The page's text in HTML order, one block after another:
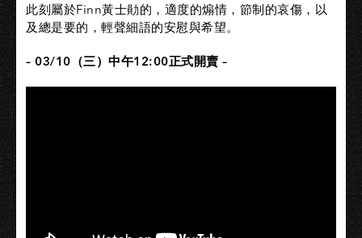
此刻屬於Finn黃士勛的，適度的煽情，節制的哀傷，以
及總是要的，輕聲細語的安慰與希望。
– 03/10（三）中午12:00正式開賣 –